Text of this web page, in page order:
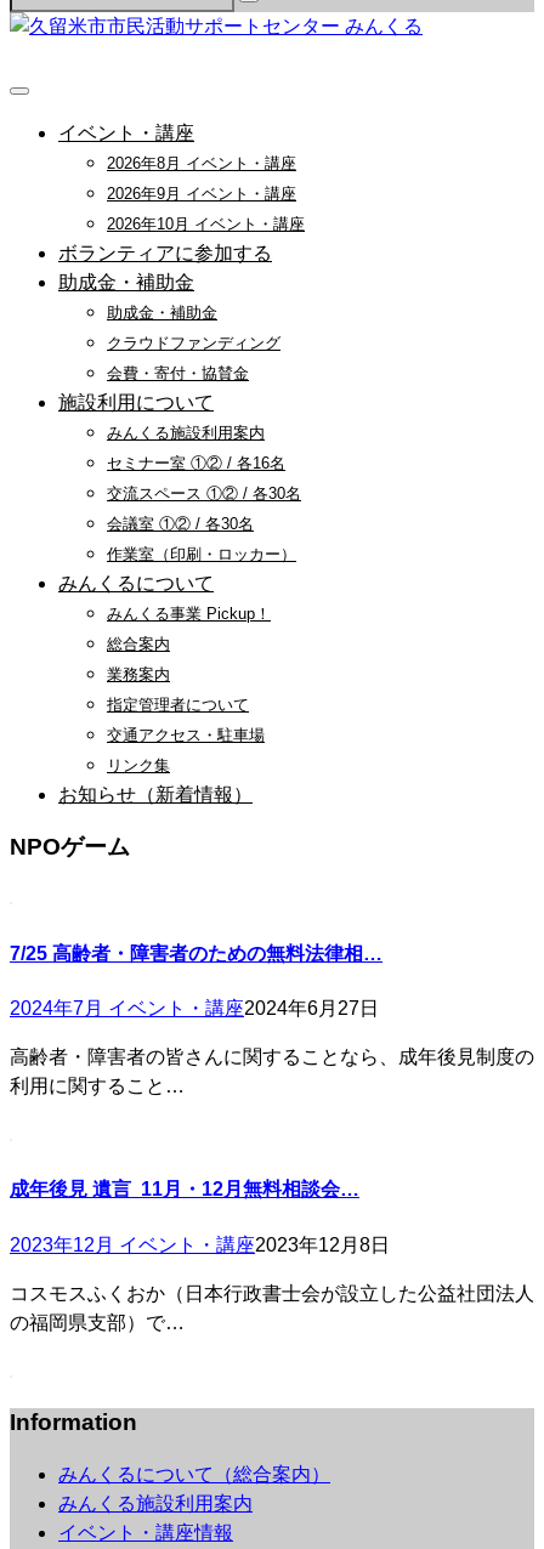
for:
イベント・講座
2026年8月 イベント・講座
2026年9月 イベント・講座
2026年10月 イベント・講座
ボランティアに参加する
助成金・補助金
助成金・補助金
クラウドファンディング
会費・寄付・協賛金
施設利用について
みんくる施設利用案内
セミナー室 ①② / 各16名
交流スペース ①② / 各30名
会議室 ①② / 各30名
作業室（印刷・ロッカー）
みんくるについて
みんくる事業 Pickup！
総合案内
業務案内
指定管理者について
交通アクセス・駐車場
リンク集
お知らせ（新着情報）
NPOゲーム
7/25 高齢者・障害者のための無料法律相…
2024年7月 イベント・講座2024年6月27日
高齢者・障害者の皆さんに関することなら、成年後見制度の
利用に関すること…
成年後見 遺言 11月・12月無料相談会…
2023年12月 イベント・講座2023年12月8日
コスモスふくおか（日本行政書士会が設立した公益社団法人
の福岡県支部）で…
Information
みんくるについて（総合案内）
みんくる施設利用案内
イベント・講座情報